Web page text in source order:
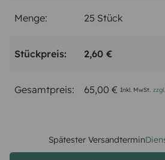
Menge:
Stückpreis: 2,60 €
Gesamtpreis: 65,00 € Inkl. MwSt.
Spätester Versandtermin